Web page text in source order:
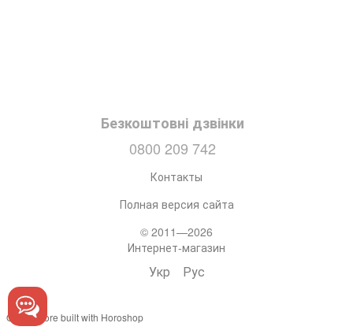
Безкоштовні дзвінки
0800 209 742
Контакты
Полная версия сайта
© 2011—2026
Интернет-магазин
Укр Рус
Online store built with Horoshop